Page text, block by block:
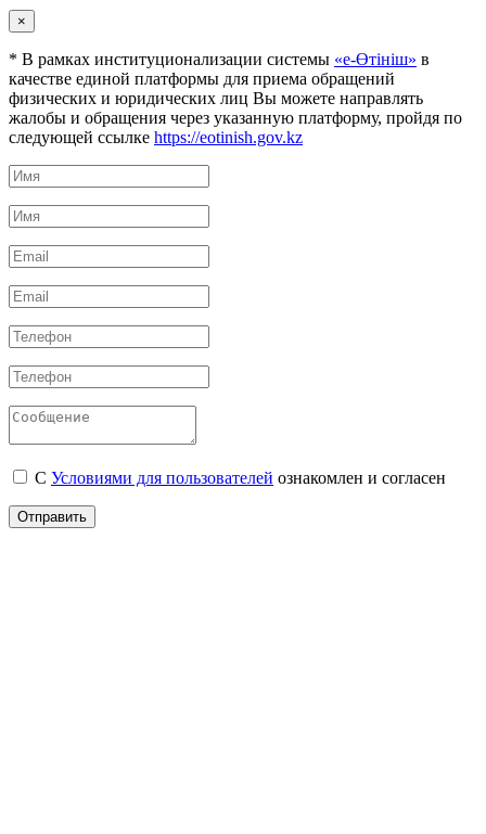
×
* В рамках институционализации системы «е-Өтініш» в
качестве единой платформы для приема обращений
физических и юридических лиц Вы можете направлять
жалобы и обращения через указанную платформу, пройдя по
следующей ссылке https://eotinish.gov.kz
С Условиями для пользователей ознакомлен и согласен
Отправить